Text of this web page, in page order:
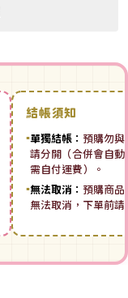
結帳須知
▪單獨結帳： 預購勿與
請分開（合併會自
需自付運費）。
▪無法取消： 預購商品
無法取消，下單前